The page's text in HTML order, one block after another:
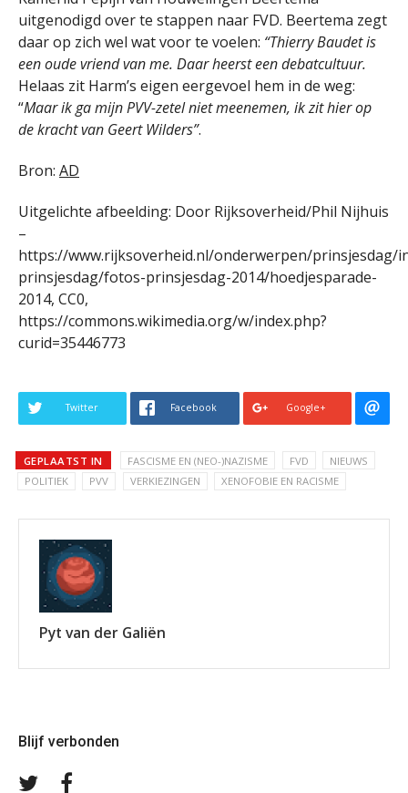
uitgenodigd over te stappen naar FVD. Beertema zegt
daar op zich wel wat voor te voelen: “Thierry Baudet is
een oude vriend van me. Daar heerst een debatcultuur.
Helaas zit Harm’s eigen eergevoel hem in de weg:
“Maar ik ga mijn PVV-zetel niet meenemen, ik zit hier op
de kracht van Geert Wilders”.
Bron: AD
Uitgelichte afbeelding: Door Rijksoverheid/Phil Nijhuis
–
https://www.rijksoverheid.nl/onderwerpen/prinsjesdag/
prinsjesdag/fotos-prinsjesdag-2014/hoedjesparade-
2014, CC0,
https://commons.wikimedia.org/w/index.php?
curid=35446773
Twitter Facebook Google+
GEPLAATST IN FASCISME EN (NEO-)NAZISME FVD
NIEUWS
POLITIEK
PVV VERKIEZINGEN XENOFOBIE EN RACISME
Pyt van der Galiën
Blijf verbonden
Volg